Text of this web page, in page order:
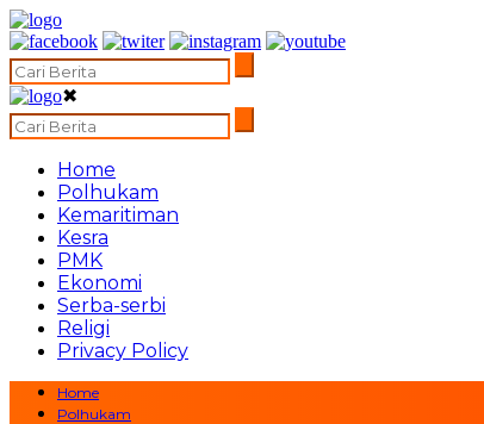
✖
Home
Polhukam
Kemaritiman
Kesra
PMK
Ekonomi
Serba-serbi
Religi
Privacy Policy
Home
Polhukam